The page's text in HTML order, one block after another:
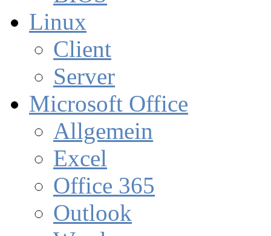
Linux
Client
Server
Microsoft Office
Allgemein
Excel
Office 365
Outlook